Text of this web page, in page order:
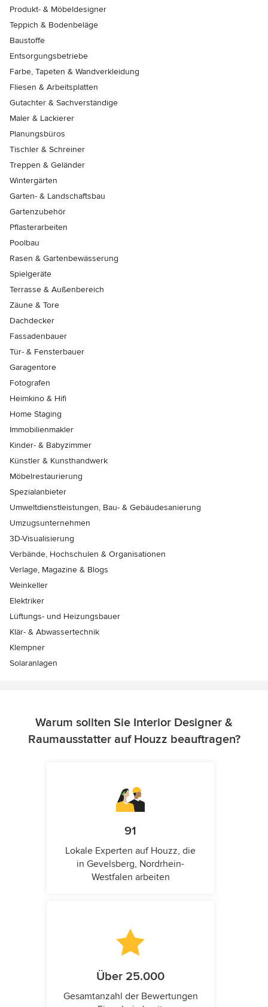
Produkt- & Möbeldesigner
Teppich & Bodenbeläge
Baustoffe
Entsorgungsbetriebe
Farbe, Tapeten & Wandverkleidung
Fliesen & Arbeitsplatten
Gutachter & Sachverständige
Maler & Lackierer
Planungsbüros
Tischler & Schreiner
Treppen & Geländer
Wintergärten
Garten- & Landschaftsbau
Gartenzubehör
Pflasterarbeiten
Poolbau
Rasen & Gartenbewässerung
Spielgeräte
Terrasse & Außenbereich
Zäune & Tore
Dachdecker
Fassadenbauer
Tür- & Fensterbauer
Garagentore
Fotografen
Heimkino & Hifi
Home Staging
Immobilienmakler
Kinder- & Babyzimmer
Künstler & Kunsthandwerk
Möbelrestaurierung
Spezialanbieter
Umweltdienstleistungen, Bau- & Gebäudesanierung
Umzugsunternehmen
3D-Visualisierung
Verbände, Hochschulen & Organisationen
Verlage, Magazine & Blogs
Weinkeller
Elektriker
Lüftungs- und Heizungsbauer
Klär- & Abwassertechnik
Klempner
Solaranlagen
Warum sollten Sie Interior Designer &
Raumausstatter auf Houzz beauftragen?
91
Lokale Experten auf Houzz, die
in Gevelsberg, Nordrhein-
Westfalen arbeiten
Über 25.000
Gesamtanzahl der Bewertungen